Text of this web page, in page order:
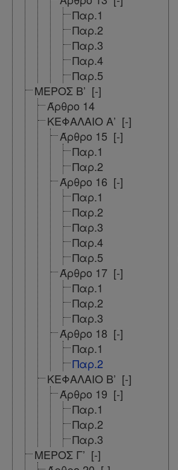
Διακρατικές
Συμφωνίες
Ελλάδας
Πληροφορίες
Εταιρεία
Επικοινωνία
Όροι
χρήσης
Πολιτική
απορρήτου
και
cookies
Απόκτηση
Συνδρομής
Ατομική
συνδρομή
Ομαδικά
πακέτα
Παρ.1
Παρ.2
Παρ.3
Παρ.4
Παρ.5
ΜΕΡΟΣ Β’ [-]
Άρθρο 14
ΚΕΦΑΛΑΙΟ Α’ [-]
Άρθρο 15 [-]
Παρ.1
Παρ.2
Άρθρο 16 [-]
Παρ.1
Παρ.2
Παρ.3
Παρ.4
Παρ.5
Άρθρο 17 [-]
Παρ.1
Παρ.2
Παρ.3
Άρθρο 18 [-]
Παρ.1
Παρ.2
ΚΕΦΑΛΑΙΟ Β’ [-]
Άρθρο 19 [-]
Παρ.1
Παρ.2
Παρ.3
ΜΕΡΟΣ Γ’ [-]